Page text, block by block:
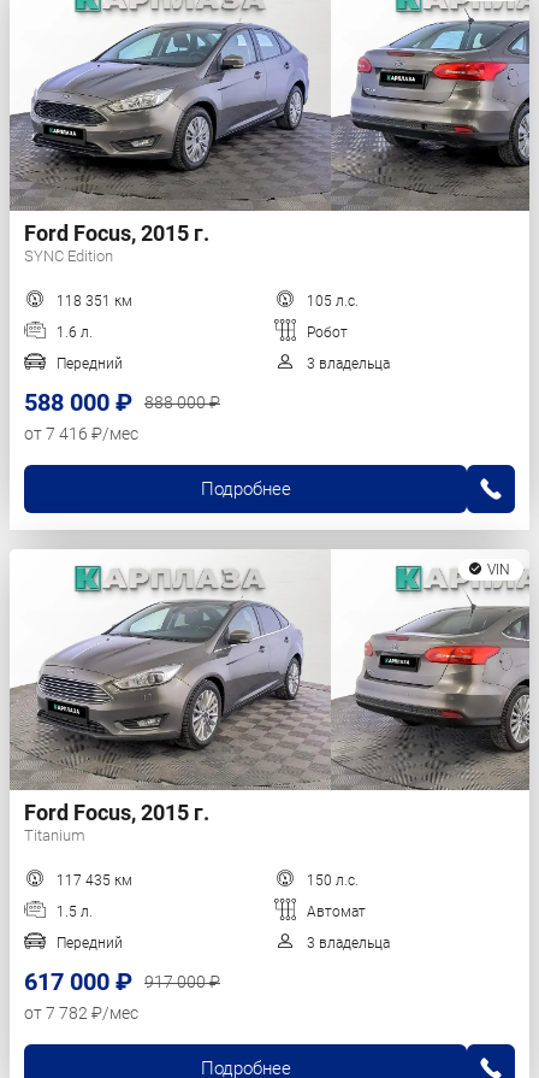
Ford Focus, 2015 г.
SYNC Edition
118 351 км
105 л.с.
1.6 л.
Робот
Передний
3 владельца
588 000 ₽
888 000 ₽
от 7 416 ₽/мес
Подробнее
VIN
Ford Focus, 2015 г.
Titanium
117 435 км
150 л.с.
1.5 л.
Автомат
Передний
3 владельца
617 000 ₽
917 000 ₽
от 7 782 ₽/мес
Подробнее